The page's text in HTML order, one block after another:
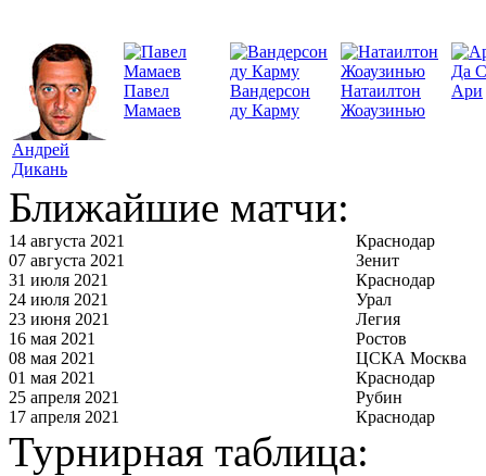
Андрей
Дикань
Павел
Мамаев
Вандерсон
ду Карму
Натаилтон
Жоаузинью
Да
Ари
Ближайшие матчи:
14 августа 2021
Краснодар
07 августа 2021
Зенит
31 июля 2021
Краснодар
24 июля 2021
Урал
23 июня 2021
Легия
16 мая 2021
Ростов
08 мая 2021
ЦСКА Москва
01 мая 2021
Краснодар
25 апреля 2021
Рубин
17 апреля 2021
Краснодар
Турнирная таблица: